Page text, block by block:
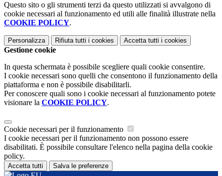
Questo sito o gli strumenti terzi da questo utilizzati si avvalgono di
cookie necessari al funzionamento ed utili alle finalità illustrate nella
COOKIE POLICY.
Personalizza Rifiuta tutti i cookies Accetta tutti i cookies
Gestione cookie
In questa schermata è possibile scegliere quali cookie consentire.
I cookie necessari sono quelli che consentono il funzionamento della
piattaforma e non è possibile disabilitarli.
Per conoscere quali sono i cookie necessari al funzionamento potete
visionare la COOKIE POLICY.
Cookie necessari per il funzionamento
I cookie necessari per il funzionamento non possono essere
disabilitati. È possibile consultare l'elenco nella pagina della cookie
policy.
Accetta tutti Salva le preferenze